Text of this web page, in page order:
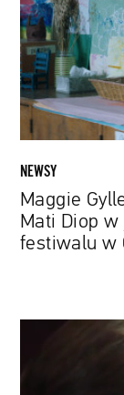
i
Mati
Diop
w
jury
konkursu
głównego
festiwalu
Cannes
NEWSY
Maggie
Mati Diop
festiwalu w